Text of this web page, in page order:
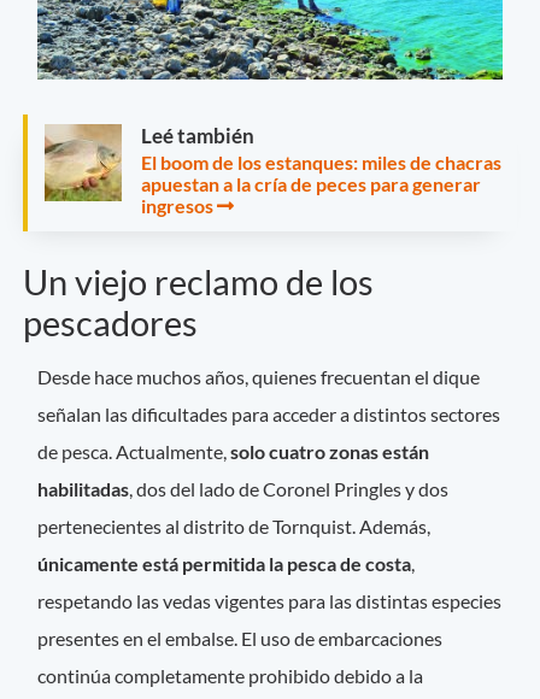
Leé también
El boom de los estanques: miles de chacras
apuestan a la cría de peces para generar
ingresos
Un viejo reclamo de los
pescadores
Desde hace muchos años, quienes frecuentan el dique
señalan las dificultades para acceder a distintos sectores
de pesca. Actualmente,solo cuatro zonas están
habilitadas, dos del lado de Coronel Pringles y dos
pertenecientes al distrito de Tornquist. Además,
únicamente está permitida la pesca de costa,
respetando las vedas vigentes para las distintas especies
presentes en el embalse. El uso de embarcaciones
continúa completamente prohibido debido a la